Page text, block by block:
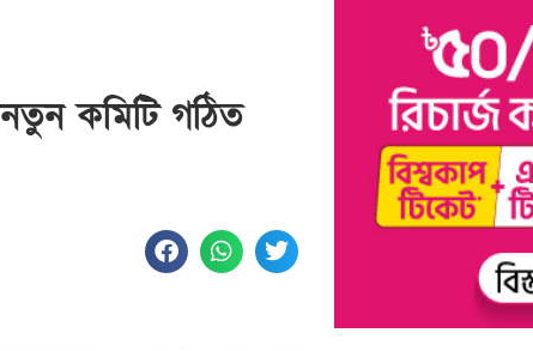
নতুন কমিটি গঠিত